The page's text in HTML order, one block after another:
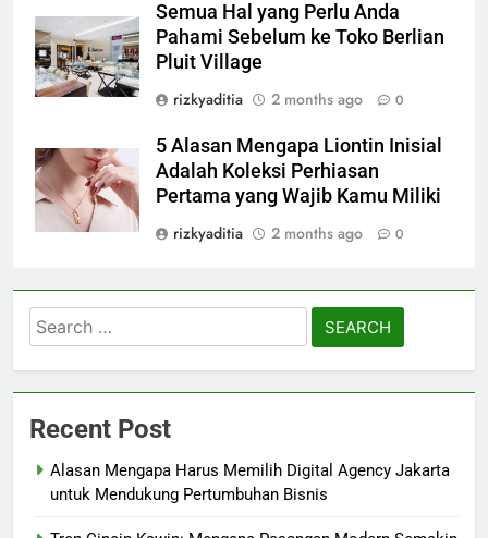
Semua Hal yang Perlu Anda
Pahami Sebelum ke Toko Berlian
Pluit Village
rizkyaditia
2 months ago 0
5 Alasan Mengapa Liontin Inisial
Adalah Koleksi Perhiasan
Pertama yang Wajib Kamu Miliki
rizkyaditia
2 months ago 0
Search
for:
Recent Post
Alasan Mengapa Harus Memilih Digital Agency Jakarta
untuk Mendukung Pertumbuhan Bisnis